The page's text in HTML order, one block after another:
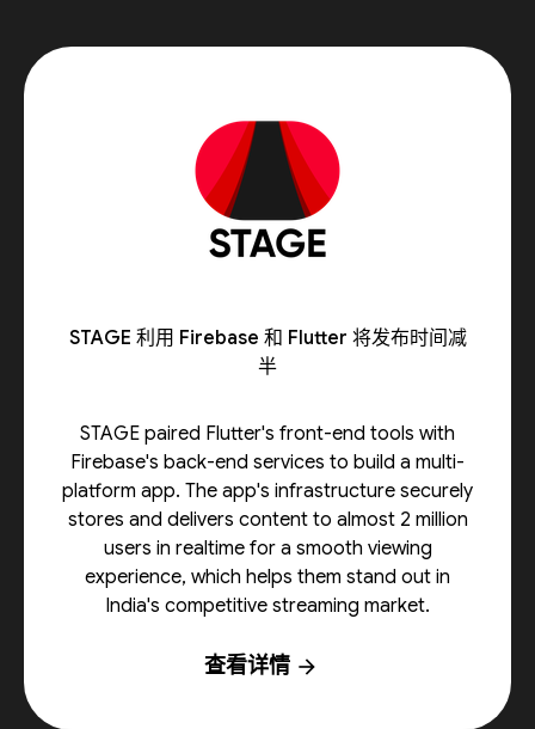
STAGE 利用 Firebase 和 Flutter 将发布时间减
半
STAGE paired Flutter's front-end tools with
Firebase's back-end services to build a multi-
platform app. The app's infrastructure securely
stores and delivers content to almost 2 million
users in realtime for a smooth viewing
experience, which helps them stand out in
India's competitive streaming market.
查看详情 arrow_forward